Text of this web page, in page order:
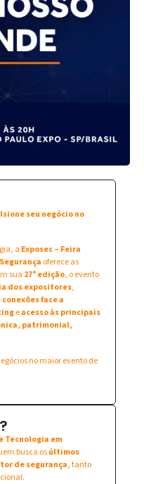
seu negócio no
a Exposec – Feira
oferece as
sua 27ª edição, o evento
dos expositores,
face a
eacesso às principais
patrimonial,
no maior evento de
Tecnologia em
busca osúltimos
de segurança, tanto